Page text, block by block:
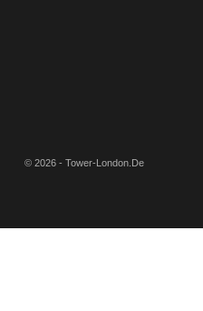
© 2026 - Tower-London.De